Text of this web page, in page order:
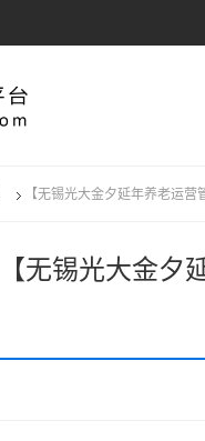
【无锡光大金夕延年养老运
【无锡光大金